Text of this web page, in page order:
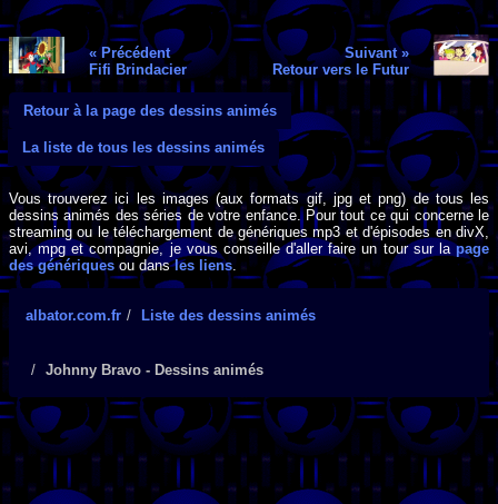
« Précédent
Fifi Brindacier
Suivant »
Retour vers le Futur
Retour à la page des dessins animés
La liste de tous les dessins animés
Vous trouverez ici les images (aux formats gif, jpg et png) de tous les
dessins animés des séries de votre enfance. Pour tout ce qui concerne le
streaming ou le téléchargement de génériques mp3 et d'épisodes en divX,
avi, mpg et compagnie, je vous conseille d'aller faire un tour sur lapage
des génériques ou dansles liens.
albator.com.fr Liste des dessins animés
Johnny Bravo - Dessins animés